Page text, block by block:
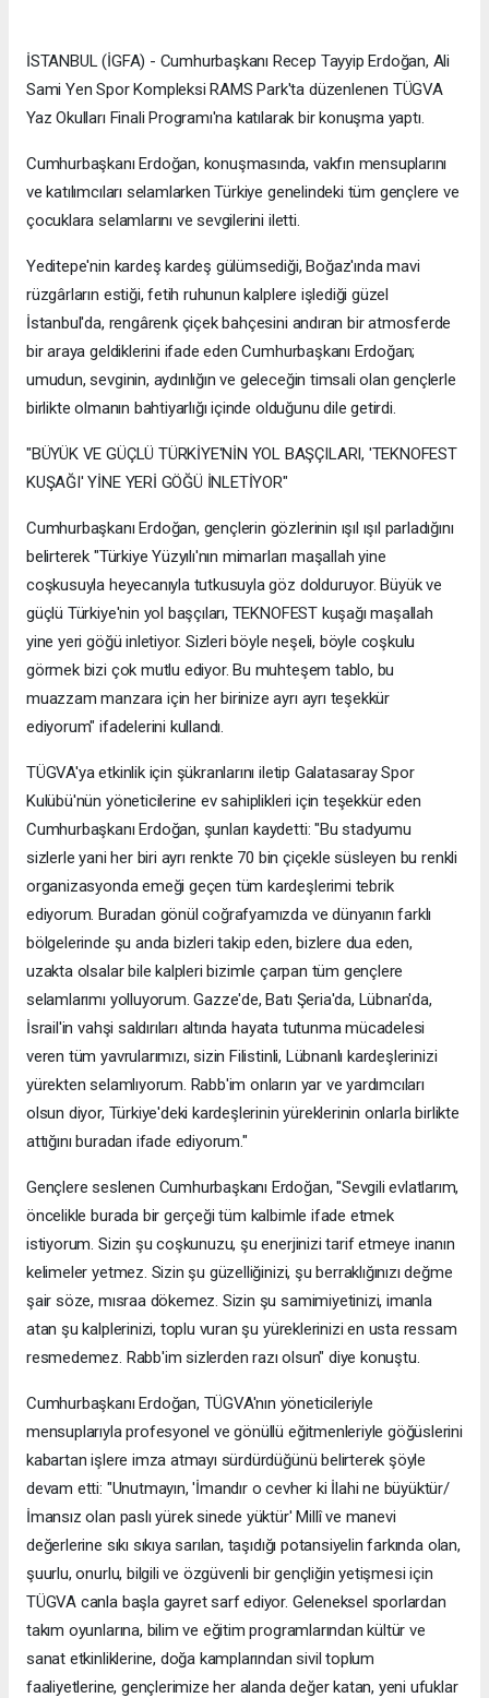
İSTANBUL (İGFA) - Cumhurbaşkanı Recep Tayyip Erdoğan, Ali
Sami Yen Spor Kompleksi RAMS Park'ta düzenlenen TÜGVA
Yaz Okulları Finali Programı'na katılarak bir konuşma yaptı.
Cumhurbaşkanı Erdoğan, konuşmasında, vakfın mensuplarını
ve katılımcıları selamlarken Türkiye genelindeki tüm gençlere ve
çocuklara selamlarını ve sevgilerini iletti.
Yeditepe'nin kardeş kardeş gülümsediği, Boğaz'ında mavi
rüzgârların estiği, fetih ruhunun kalplere işlediği güzel
İstanbul'da, rengârenk çiçek bahçesini andıran bir atmosferde
bir araya geldiklerini ifade eden Cumhurbaşkanı Erdoğan;
umudun, sevginin, aydınlığın ve geleceğin timsali olan gençlerle
birlikte olmanın bahtiyarlığı içinde olduğunu dile getirdi.
"BÜYÜK VE GÜÇLÜ TÜRKİYE'NİN YOL BAŞÇILARI, 'TEKNOFEST
KUŞAĞI' YİNE YERİ GÖĞÜ İNLETİYOR"
Cumhurbaşkanı Erdoğan, gençlerin gözlerinin ışıl ışıl parladığını
belirterek "Türkiye Yüzyılı'nın mimarları maşallah yine
coşkusuyla heyecanıyla tutkusuyla göz dolduruyor. Büyük ve
güçlü Türkiye'nin yol başçıları, TEKNOFEST kuşağı maşallah
yine yeri göğü inletiyor. Sizleri böyle neşeli, böyle coşkulu
görmek bizi çok mutlu ediyor. Bu muhteşem tablo, bu
muazzam manzara için her birinize ayrı ayrı teşekkür
ediyorum" ifadelerini kullandı.
TÜGVA'ya etkinlik için şükranlarını iletip Galatasaray Spor
Kulübü'nün yöneticilerine ev sahiplikleri için teşekkür eden
Cumhurbaşkanı Erdoğan, şunları kaydetti: "Bu stadyumu
sizlerle yani her biri ayrı renkte 70 bin çiçekle süsleyen bu renkli
organizasyonda emeği geçen tüm kardeşlerimi tebrik
ediyorum. Buradan gönül coğrafyamızda ve dünyanın farklı
bölgelerinde şu anda bizleri takip eden, bizlere dua eden,
uzakta olsalar bile kalpleri bizimle çarpan tüm gençlere
selamlarımı yolluyorum. Gazze'de, Batı Şeria'da, Lübnan'da,
İsrail'in vahşi saldırıları altında hayata tutunma mücadelesi
veren tüm yavrularımızı, sizin Filistinli, Lübnanlı kardeşlerinizi
yürekten selamlıyorum. Rabb'im onların yar ve yardımcıları
olsun diyor, Türkiye'deki kardeşlerinin yüreklerinin onlarla birlikte
attığını buradan ifade ediyorum."
Gençlere seslenen Cumhurbaşkanı Erdoğan, "Sevgili evlatlarım,
öncelikle burada bir gerçeği tüm kalbimle ifade etmek
istiyorum. Sizin şu coşkunuzu, şu enerjinizi tarif etmeye inanın
kelimeler yetmez. Sizin şu güzelliğinizi, şu berraklığınızı değme
şair söze, mısraa dökemez. Sizin şu samimiyetinizi, imanla
atan şu kalplerinizi, toplu vuran şu yüreklerinizi en usta ressam
resmedemez. Rabb'im sizlerden razı olsun" diye konuştu.
Cumhurbaşkanı Erdoğan, TÜGVA'nın yöneticileriyle
mensuplarıyla profesyonel ve gönüllü eğitmenleriyle göğüslerini
kabartan işlere imza atmayı sürdürdüğünü belirterek şöyle
devam etti: "Unutmayın, 'İmandır o cevher ki İlahi ne büyüktür/
İmansız olan paslı yürek sinede yüktür' Millî ve manevi
değerlerine sıkı sıkıya sarılan, taşıdığı potansiyelin farkında olan,
şuurlu, onurlu, bilgili ve özgüvenli bir gençliğin yetişmesi için
TÜGVA canla başla gayret sarf ediyor. Geleneksel sporlardan
takım oyunlarına, bilim ve eğitim programlarından kültür ve
sanat etkinliklerine, doğa kamplarından sivil toplum
faaliyetlerine, gençlerimize her alanda değer katan, yeni ufuklar